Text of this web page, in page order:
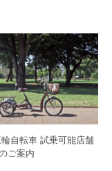
自転車 試乗可能店舗
ご案内